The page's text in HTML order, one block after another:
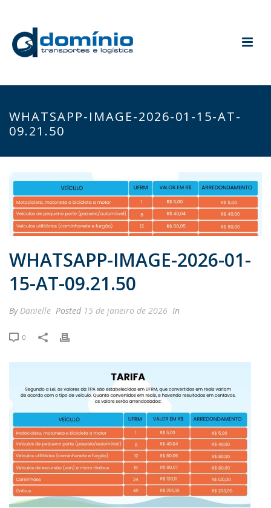
WHATSAPP-IMAGE-2026-01-15-AT-
09.21.50
WHATSAPP-IMAGE-2026-01-
15-AT-09.21.50
By Danielle Posted 15 de janeiro de 2026 In
0